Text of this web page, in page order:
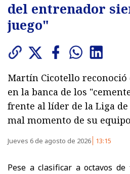
del entrenador
juego"
Martín Cicotello
en la banca de los
frente al líder de la Liga
mal momento de su
Jueves 6 de agosto de 2026 13:15
Pese a clasificar a octavos